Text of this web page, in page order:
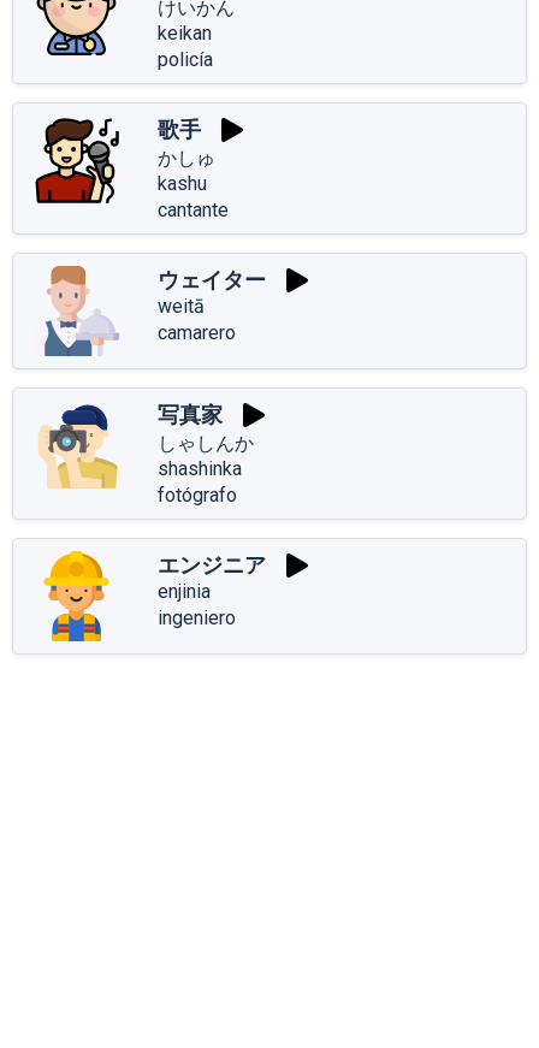
けいかん
keikan
policía
歌手
かしゅ
kashu
cantante
ウェイター
weitā
camarero
写真家
しゃしんか
shashinka
fotógrafo
エンジニア
enjinia
ingeniero